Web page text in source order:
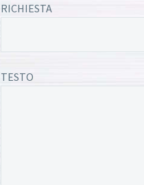
RICHIESTA
TESTO